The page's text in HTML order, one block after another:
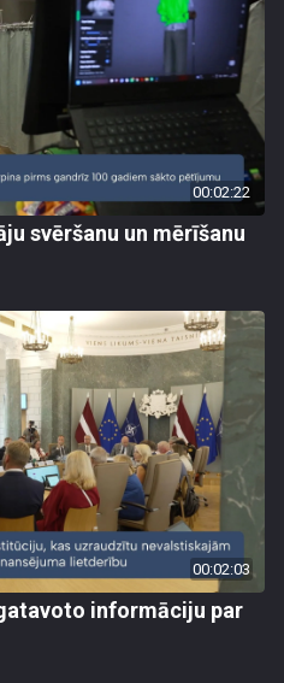
00:02:22
svēršanu un mērīšanu
00:02:03
informāciju par